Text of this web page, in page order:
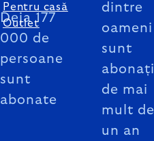
Deja 177
000 de
persoane
sunt
abonate
dintre
oameni
sunt
abonați
de mai
mult de
un an
Pentru casă
Outlet